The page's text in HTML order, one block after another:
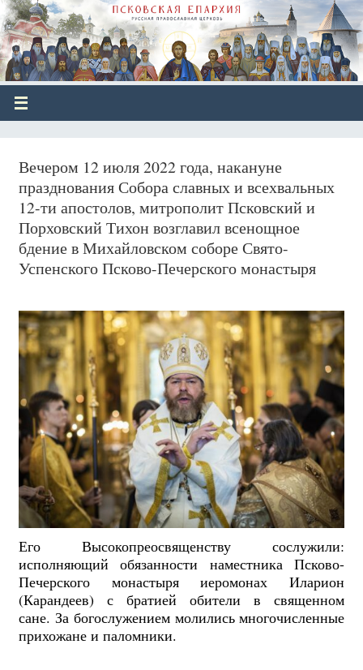
Вечером 12 июля 2022 года, накануне
празднования Собора славных и всехвальных
12-ти апостолов, митрополит Псковский и
Порховский Тихон возглавил всенощное
бдение в Михайловском соборе Свято-
Успенского Псково-Печерского монастыря
Его Высокопреосвященству сослужили:
исполняющий обязанности наместника Псково-
Печерского монастыря иеромонах Иларион
(Карандеев) с братией обители в священном
сане. За богослужением молились многочисленные
прихожане и паломники.